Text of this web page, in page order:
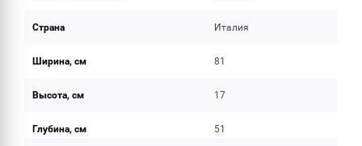
Страна Италия
Ширина, см 81
Высота, см 17
Глубина, см 51